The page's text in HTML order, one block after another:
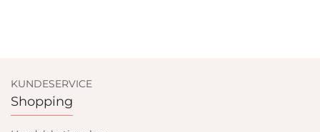
KUNDESERVICE
Shopping